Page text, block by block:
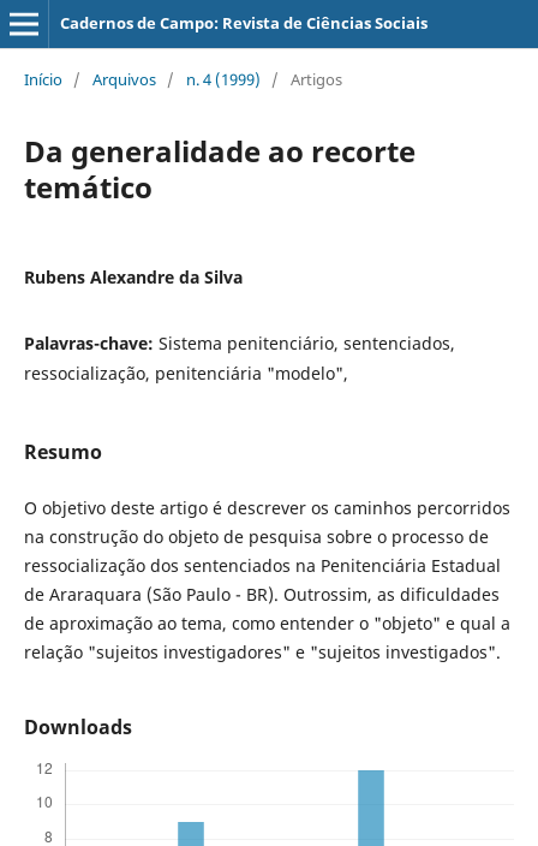
Cadernos de Campo: Revista de Ciências Sociais
Início / Arquivos / n. 4 (1999) / Artigos
Da generalidade ao recorte
temático
Rubens Alexandre da Silva
Palavras-chave: Sistema penitenciário, sentenciados,
ressocialização, penitenciária "modelo",
Resumo
O objetivo deste artigo é descrever os caminhos percorridos
na construção do objeto de pesquisa sobre o processo de
ressocialização dos sentenciados na Penitenciária Estadual
de Araraquara (São Paulo - BR). Outrossim, as dificuldades
de aproximação ao tema, como entender o "objeto" e qual a
relação "sujeitos investigadores" e "sujeitos investigados".
Downloads